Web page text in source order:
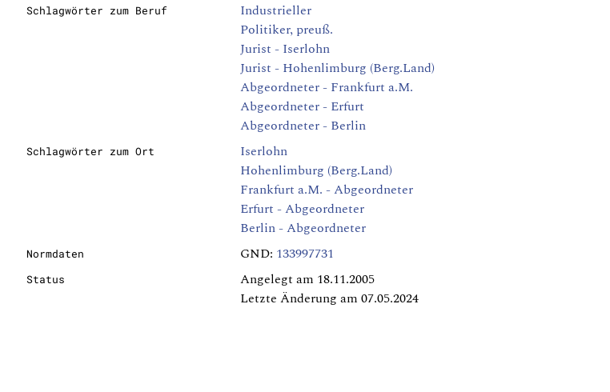
Schlagwörter zum Beruf
Industrieller
Politiker, preuß.
Jurist - Iserlohn
Jurist - Hohenlimburg (Berg.Land)
Abgeordneter - Frankfurt a.M.
Abgeordneter - Erfurt
Abgeordneter - Berlin
Schlagwörter zum Ort
Iserlohn
Hohenlimburg (Berg.Land)
Frankfurt a.M. - Abgeordneter
Erfurt - Abgeordneter
Berlin - Abgeordneter
Normdaten GND: 133997731
Status
Angelegt am 18.11.2005
Letzte Änderung am 07.05.2024